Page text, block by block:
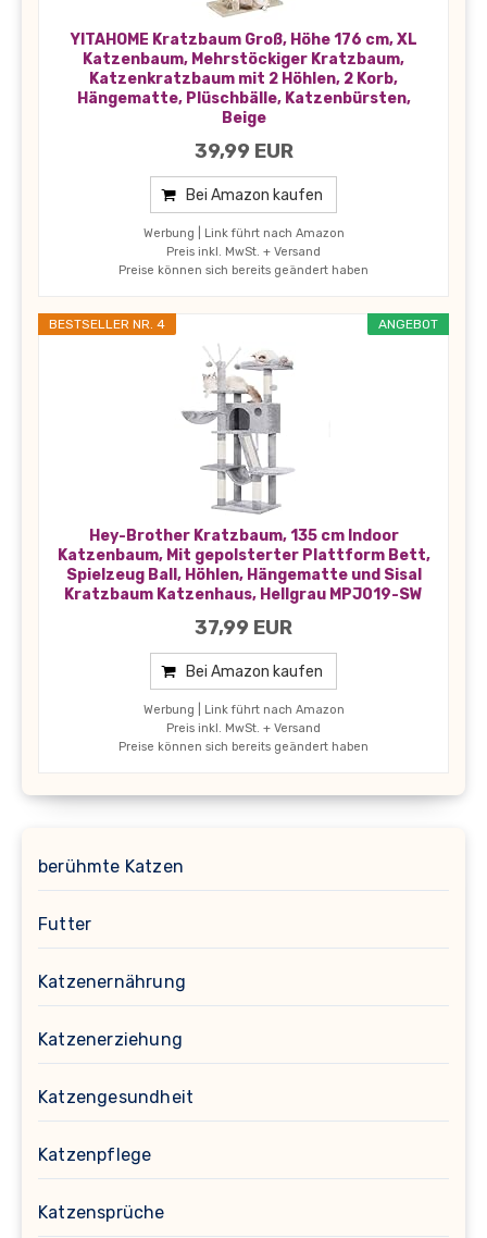
YITAHOME Kratzbaum Groß, Höhe 176 cm, XL
Katzenbaum, Mehrstöckiger Kratzbaum,
Katzenkratzbaum mit 2 Höhlen, 2 Korb,
Hängematte, Plüschbälle, Katzenbürsten,
Beige
39,99 EUR
Bei Amazon kaufen
Werbung | Link führt nach Amazon
Preis inkl. MwSt. + Versand
Preise können sich bereits geändert haben
ANGEBOT
BESTSELLER NR. 4
Hey-Brother Kratzbaum, 135 cm Indoor
Katzenbaum, Mit gepolsterter Plattform Bett,
Spielzeug Ball, Höhlen, Hängematte und Sisal
Kratzbaum Katzenhaus, Hellgrau MPJ019-SW
37,99 EUR
Bei Amazon kaufen
Werbung | Link führt nach Amazon
Preis inkl. MwSt. + Versand
Preise können sich bereits geändert haben
berühmte Katzen
Futter
Katzenernährung
Katzenerziehung
Katzengesundheit
Katzenpflege
Katzensprüche